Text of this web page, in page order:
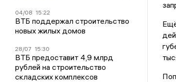
04/08 15:22
ВТБ поддержал строительство
новых жилых домов
28/07 15:30
ВТБ предоставит 4,9 млрд
рублей на строительство
складских комплексов